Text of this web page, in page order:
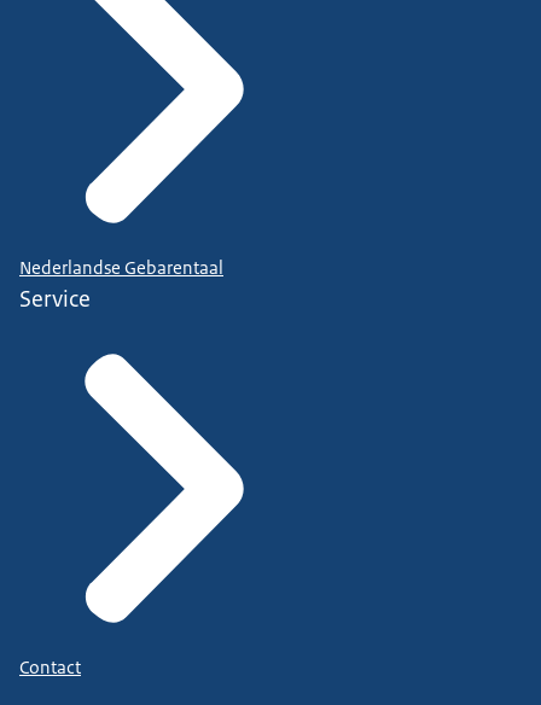
Nederlandse Gebarentaal
Service
Contact